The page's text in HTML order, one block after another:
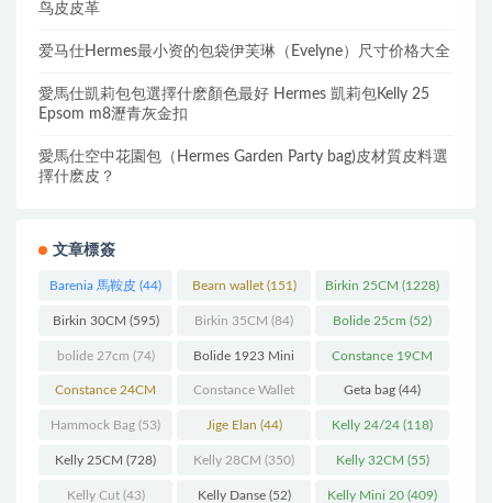
鸟皮皮革
爱马仕Hermes最小资的包袋伊芙琳（Evelyne）尺寸价格大全
愛馬仕凱莉包包選擇什麽顏色最好 Hermes 凱莉包Kelly 25
Epsom m8瀝青灰金扣
愛馬仕空中花園包（Hermes Garden Party bag)皮材質皮料選
擇什麽皮？
文章標簽
Barenia 馬鞍皮 (44) Bearn wallet(151) Birkin 25CM (1228)
Birkin 30CM (595) Birkin 35CM (84) Bolide 25cm (52)
bolide 27cm (74) Bolide 1923 Mini
(93)
Constance 19CM
(571)
Constance 24CM
(216)
Constance Wallet
(60)
Geta bag (44)
Hammock Bag (53) Jige Elan (44) Kelly 24/24 (118)
Kelly 25CM (728) Kelly 28CM (350) Kelly 32CM (55)
Kelly Cut(43) Kelly Danse(52) Kelly Mini 20 (409)